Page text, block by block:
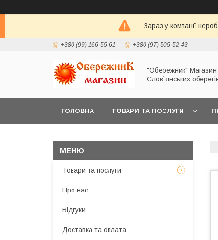
Зараз у компанії
+380 (99) 166-55-61 +380 (97) 505-52-43
"Обережник" Магазин
Слов`янських оберегів
ГОЛОВНА ТОВАРИ ТА ПОСЛУГИ
Товари та послуги
Про нас
Відгуки
Доставка та оплата